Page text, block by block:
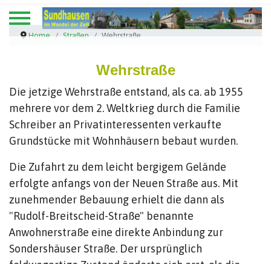
Home Straßen Wehrstraße
Wehrstraße
Die jetzige Wehrstraße entstand, als ca. ab 1955
mehrere vor dem 2. Weltkrieg durch die Familie
Schreiber an Privatinteressenten verkaufte
Grundstücke mit Wohnhäusern bebaut wurden.
Die Zufahrt zu dem leicht bergigem Gelände
erfolgte anfangs von der Neuen Straße aus. Mit
zunehmender Bebauung erhielt die dann als
"Rudolf-Breitscheid-Straße" benannte
Anwohnerstraße eine direkte Anbindung zur
Sondershäuser Straße. Der ursprünglich